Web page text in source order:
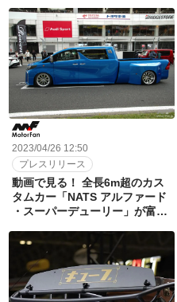
登場！ 【東京オートサロン
2024】
2023/04/26 12:50
プレスリリース
動画で見る！ 全長6m超のカス
タムカー「NATS アルファード
・スーパーデューリー」が富士
ターファンフェスタ 2023】